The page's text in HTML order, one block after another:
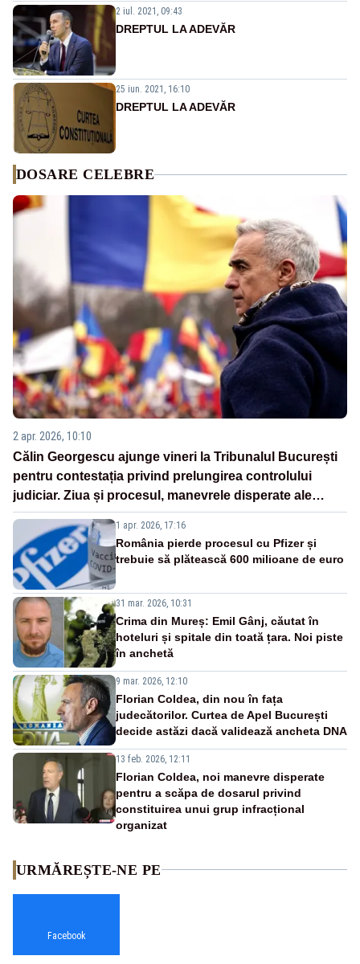
2 iul. 2021, 09:43
DREPTUL LA ADEVĂR
25 iun. 2021, 16:10
DREPTUL LA ADEVĂR
DOSARE CELEBRE
2 apr. 2026, 10:10
Călin Georgescu ajunge vineri la Tribunalul București
pentru contestația privind prelungirea controlului
judiciar. Ziua și procesul, manevrele disperate ale
Sistemului
1 apr. 2026, 17:16
România pierde procesul cu Pfizer și
trebuie să plătească 600 milioane de euro
31 mar. 2026, 10:31
Crima din Mureș: Emil Gânj, căutat în
hoteluri și spitale din toată țara. Noi piste
în anchetă
9 mar. 2026, 12:10
Florian Coldea, din nou în fața
judecătorilor. Curtea de Apel București
decide astăzi dacă validează ancheta DNA
13 feb. 2026, 12:11
Florian Coldea, noi manevre disperate
pentru a scăpa de dosarul privind
constituirea unui grup infracțional
organizat
URMĂREȘTE-NE PE
Facebook